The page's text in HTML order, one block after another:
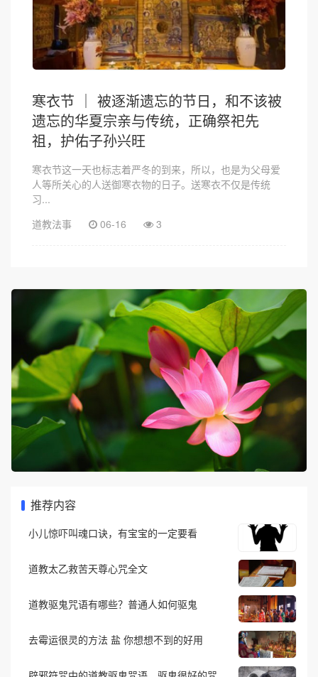
寒衣节 ｜ 被逐渐遗忘的节日，和不该被
遗忘的华夏宗亲与传统，正确祭祀先
祖，护佑子孙兴旺
寒衣节这一天也标志着严冬的到来，所以，也是为父母爱
人等所关心的人送御寒衣物的日子。送寒衣不仅是传统
习...
道教法事
06-16 3
推荐内容
小儿惊吓叫魂口诀，有宝宝的一定要看
道教太乙救苦天尊心咒全文
道教驱鬼咒语有哪些？普通人如何驱鬼
去霉运很灵的方法 盐 你想想不到的好用